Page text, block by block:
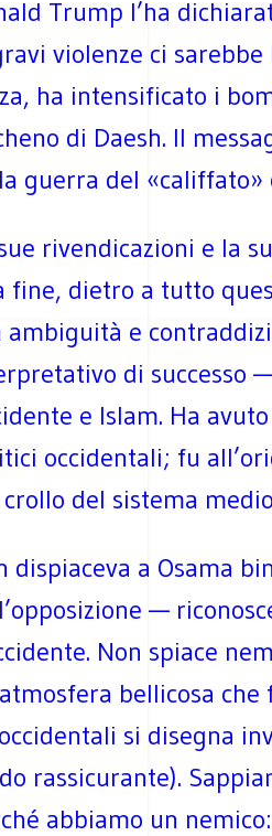
Trump l’ha
violenze ci
ha intensificato i
di Daesh. Il
guerra del «califfato»
rivendicazioni e la
fine, dietro a tutto
ambiguità e
di successo
e Islam. Ha
occidentali; fu
del sistema
dispiaceva a Osama
—
Non spiace
bellicosa
si disegna
rassicurante).
abbiamo un